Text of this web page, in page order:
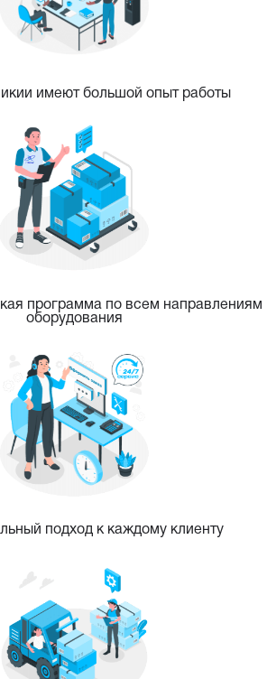
имеют большой опыт работы
программа по всем направлениям
оборудования
подход к каждому клиенту